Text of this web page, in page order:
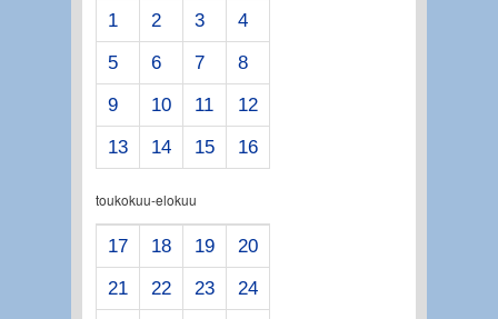
1 2 3
4
5
6 7
8
9
10 11
12
13
14 15 16
toukokuu-elokuu
17 18 19
20
21
22 23
24